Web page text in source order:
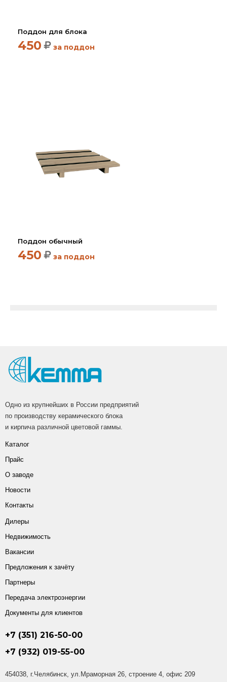
Корзина
Поддон для блока
450 за поддон
Поддон обычный
450 за поддон
Одно из крупнейших в России предприятий
по производству керамического блока
и кирпича различной цветовой гаммы.
Каталог
Прайс
О заводе
Новости
Контакты
Дилеры
Недвижимость
Вакансии
Предложения к зачёту
Партнеры
Передача электроэнергии
Документы для клиентов
+7 (351) 216-50-00
+7 (932) 019-55-00
454038, г.Челябинск, ул.Мраморная 26, строение 4, офис 209